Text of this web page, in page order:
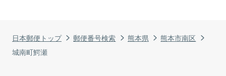
日本郵便トップ 郵便番号検索 熊本県
熊本市南区
城南町鰐瀬